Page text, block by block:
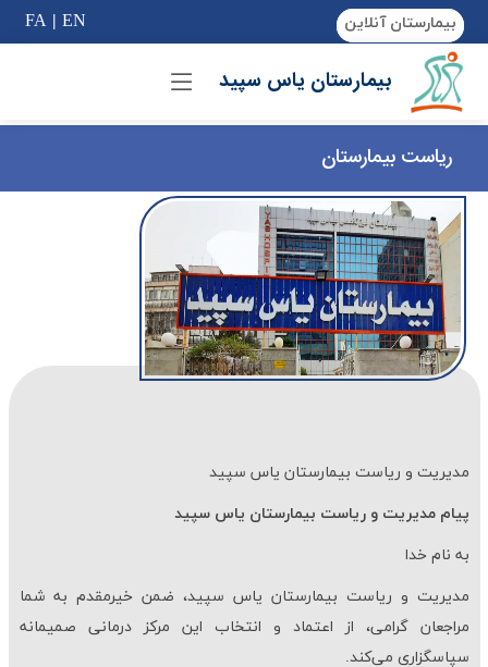
FA| EN بیمارستان آنلاین
if (Model != null) {
بیمارستان یاس سپید
ریاست بیمارستان
مدیریت و ریاست بیمارستان یاس سپید
پیام مدیریت و ریاست بیمارستان یاس سپید
به نام خدا
مدیریت و ریاست بیمارستان یاس سپید، ضمن خیرمقدم به شما
مراجعان گرامی، از اعتماد و انتخاب این مرکز درمانی صمیمانه
سپاسگزاری می‌کند.